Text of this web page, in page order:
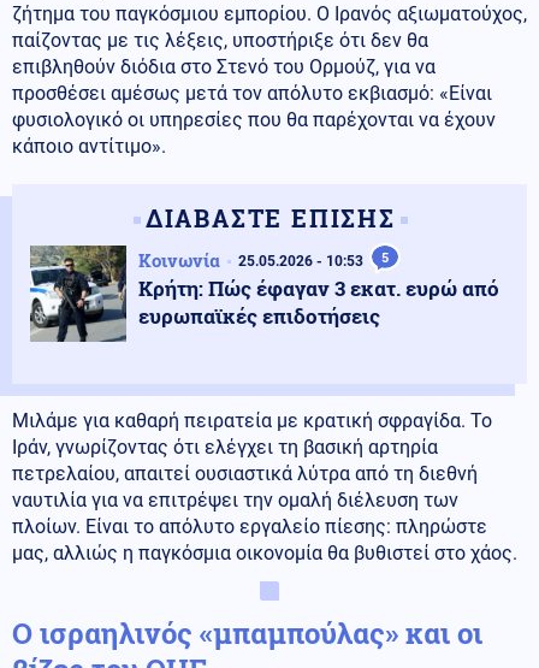
ζήτημα του παγκόσμιου εμπορίου. Ο Ιρανός αξιωματούχος,
παίζοντας με τις λέξεις, υποστήριξε ότι δεν θα
επιβληθούν διόδια στο Στενό του Ορμούζ, για να
προσθέσει αμέσως μετά τον απόλυτο εκβιασμό: «Είναι
φυσιολογικό οι υπηρεσίες που θα παρέχονται να έχουν
κάποιο αντίτιμο».
ΔΙΑΒΑΣΤΕ ΕΠΙΣΗΣ
Κοινωνία 25.05.2026 - 10:53 5
Κρήτη: Πώς έφαγαν 3 εκατ. ευρώ από
ευρωπαϊκές επιδοτήσεις
Μιλάμε για καθαρή πειρατεία με κρατική σφραγίδα. Το
Ιράν, γνωρίζοντας ότι ελέγχει τη βασική αρτηρία
πετρελαίου, απαιτεί ουσιαστικά λύτρα από τη διεθνή
ναυτιλία για να επιτρέψει την ομαλή διέλευση των
πλοίων. Είναι το απόλυτο εργαλείο πίεσης: πληρώστε
μας, αλλιώς η παγκόσμια οικονομία θα βυθιστεί στο χάος.
Ο ισραηλινός «μπαμπούλας» και οι